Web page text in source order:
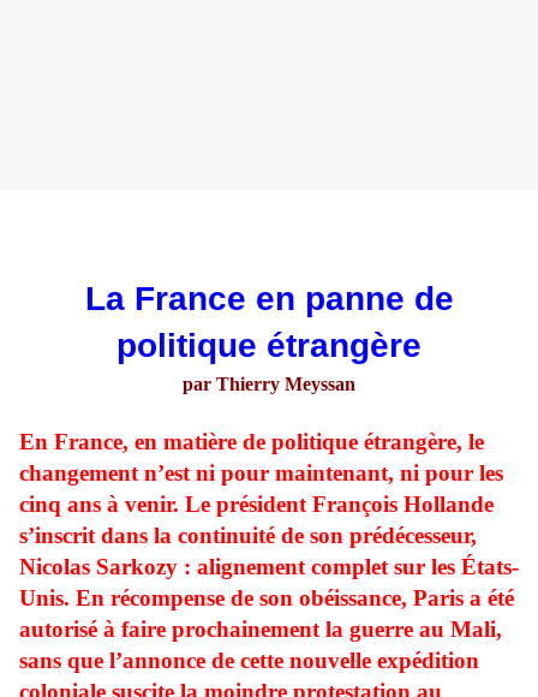
La France en panne de
politique étrangère
par Thierry Meyssan
En France, en matière de politique étrangère, le
changement n’est ni pour maintenant, ni pour les
cinq ans à venir. Le président François Hollande
s’inscrit dans la continuité de son prédécesseur,
Nicolas Sarkozy : alignement complet sur les États-
Unis. En récompense de son obéissance, Paris a été
autorisé à faire prochainement la guerre au Mali,
sans que l’annonce de cette nouvelle expédition
coloniale suscite la moindre protestation au